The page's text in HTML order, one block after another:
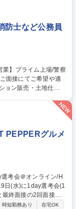
防士など公務員
ョン販売・土地仕入
ら現在年間400名の
年4月から営業
固定給が高く、インセ
からスタートです
ます。変更の範囲：
PEPPERグルメ
終面接の2回面接予
もございます。） 飲
時短勤務あり
在宅OK